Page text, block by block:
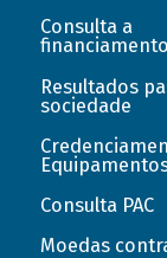
Consulta a
Resultados
sociedade
Consulta PAC
Moedas